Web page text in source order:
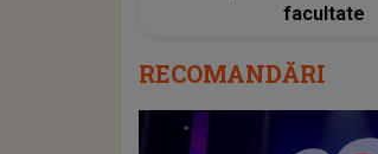
facultate
RECOMANDĂRI